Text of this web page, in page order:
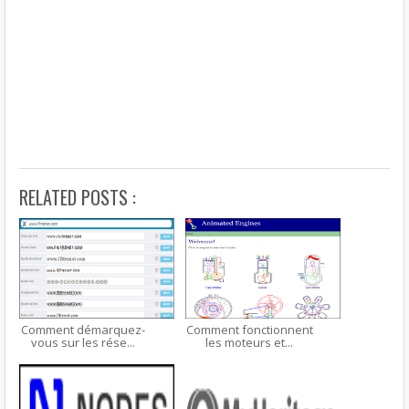
RELATED POSTS :
Comment démarquez-
vous sur les rése...
Comment fonctionnent
les moteurs et...